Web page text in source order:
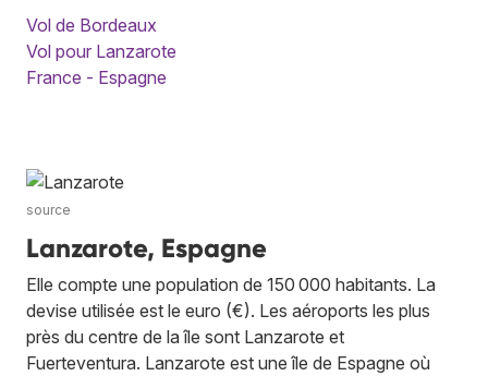
Vol de Bordeaux
Vol pour Lanzarote
France - Espagne
source
Lanzarote, Espagne
Elle compte une population de 150 000 habitants. La
devise utilisée est le euro (€). Les aéroports les plus
près du centre de la île sont Lanzarote et
Fuerteventura. Lanzarote est une île de Espagne où